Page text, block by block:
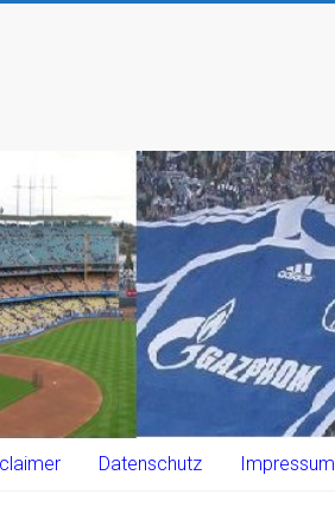
Datenschutz Impressum